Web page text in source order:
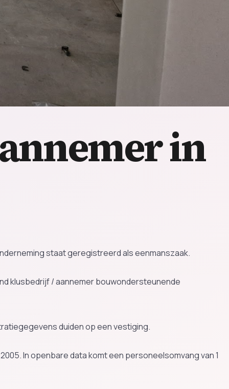
in
staat geregistreerd als eenmanszaak.
klusbedrijf / aannemer bouwondersteunende
duiden op een vestiging.
In openbare data komt een personeelsomvang van 1